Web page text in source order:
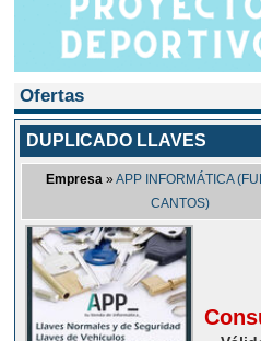
Ofertas
DUPLICADO LLAVES
Empresa »APP INFORMÁTICA
CANTOS)